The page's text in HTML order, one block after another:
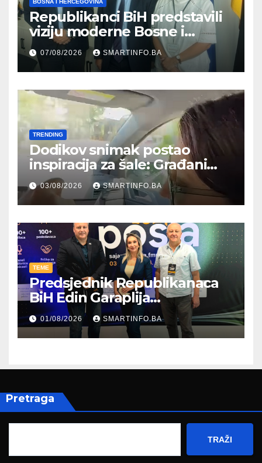
BOSNA I HERCEGOVINA
Republikanci BiH predstavili
viziju moderne Bosne i
Hercegovine ambasadoru
Njemačke
07/08/2026 SMARTINFO.BA
TRENDING
Dodikov snimak postao
inspiracija za šale: Građani
kroz parodiju poslali poruku
03/08/2026 SMARTINFO.BA
TEME
Predsjednik Republikanaca
BiH Edin Garaplija
prisustvovao prezentaciji
Federalnog sajma
zapošljavanja
01/08/2026 SMARTINFO.BA
Pretraga
TRAŽI